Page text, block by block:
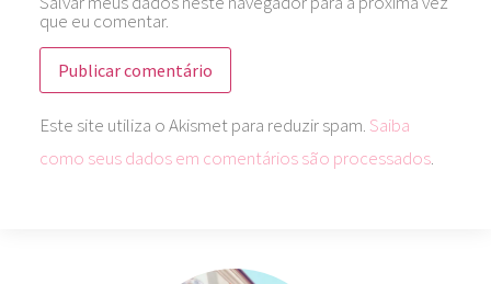
que eu comentar.
Este site utiliza o Akismet para reduzir spam. Saiba
como seus dados em comentários são processados.